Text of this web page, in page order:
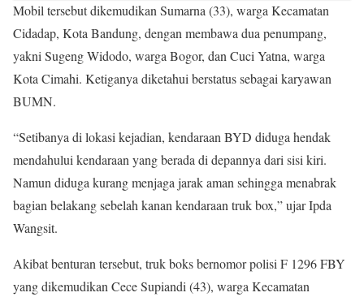
Mobil tersebut dikemudikan Sumarna (33), warga Kecamatan
Cidadap, Kota Bandung, dengan membawa dua penumpang,
yakni Sugeng Widodo, warga Bogor, dan Cuci Yatna, warga
Kota Cimahi. Ketiganya diketahui berstatus sebagai karyawan
BUMN.
“Setibanya di lokasi kejadian, kendaraan BYD diduga hendak
mendahului kendaraan yang berada di depannya dari sisi kiri.
Namun diduga kurang menjaga jarak aman sehingga menabrak
bagian belakang sebelah kanan kendaraan truk box,” ujar Ipda
Wangsit.
Akibat benturan tersebut, truk boks bernomor polisi F 1296 FBY
yang dikemudikan Cece Supiandi (43), warga Kecamatan